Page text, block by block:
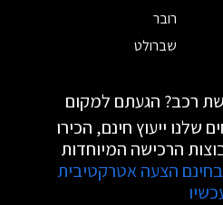
רובר
שברולט
רכב? הגעתם למקום
שלנו ייעוץ חינם, הכירו
הרכישה המיוחדות
הצעה אטרקטיבית